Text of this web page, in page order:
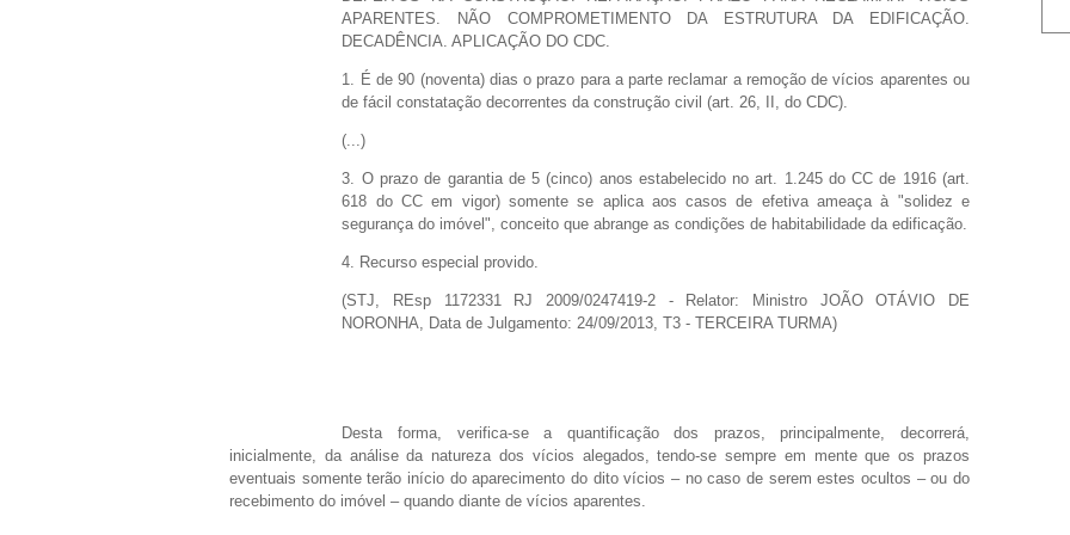
APARENTES. NÃO COMPROMETIMENTO DA ESTRUTURA DA EDIFICAÇÃO.
DECADÊNCIA. APLICAÇÃO DO CDC.
1. É de 90 (noventa) dias o prazo para a parte reclamar a remoção de vícios aparentes ou
de fácil constatação decorrentes da construção civil (art. 26, II, do CDC).
(...)
3. O prazo de garantia de 5 (cinco) anos estabelecido no art. 1.245 do CC de 1916 (art.
618 do CC em vigor) somente se aplica aos casos de efetiva ameaça à "solidez e
segurança do imóvel", conceito que abrange as condições de habitabilidade da edificação.
4. Recurso especial provido.
(STJ, REsp 1172331 RJ 2009/0247419-2 - Relator: Ministro JOÃO OTÁVIO DE
NORONHA, Data de Julgamento: 24/09/2013, T3 - TERCEIRA TURMA)
Desta forma, verifica-se a quantificação dos prazos, principalmente, decorrerá,
inicialmente, da análise da natureza dos vícios alegados, tendo-se sempre em mente que os prazos
eventuais somente terão início do aparecimento do dito vícios – no caso de serem estes ocultos – ou do
recebimento do imóvel – quando diante de vícios aparentes.